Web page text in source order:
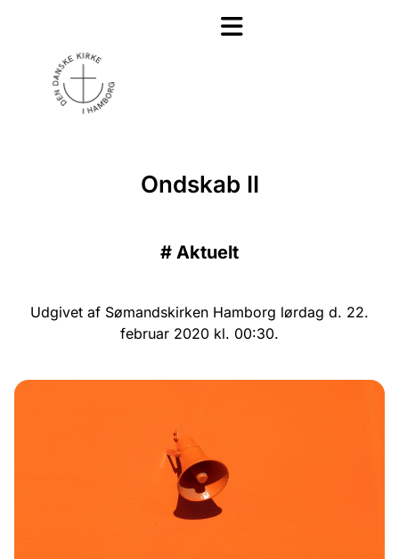
Ondskab II
# Aktuelt
Udgivet af Sømandskirken Hamborg lørdag d. 22.
februar 2020 kl. 00:30.